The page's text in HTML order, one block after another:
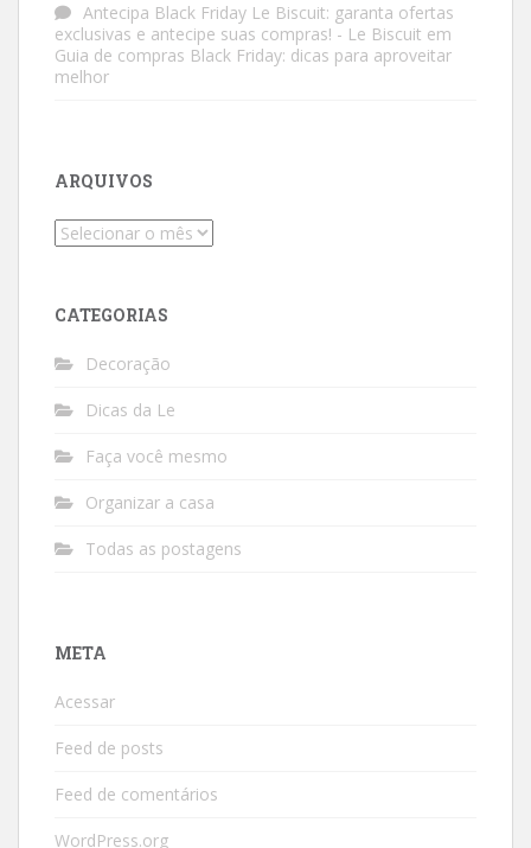
Antecipa Black Friday Le Biscuit: garanta ofertas
exclusivas e antecipe suas compras! - Le Biscuit em
Guia de compras Black Friday: dicas para aproveitar
melhor
ARQUIVOS
Arquivos
CATEGORIAS
Decoração
Dicas da Le
Faça você mesmo
Organizar a casa
Todas as postagens
META
Acessar
Feed de posts
Feed de comentários
WordPress.org